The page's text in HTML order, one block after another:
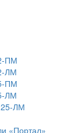
ПМ
ЛМ
ПМ
ЛМ
25-ЛМ
«Портал»